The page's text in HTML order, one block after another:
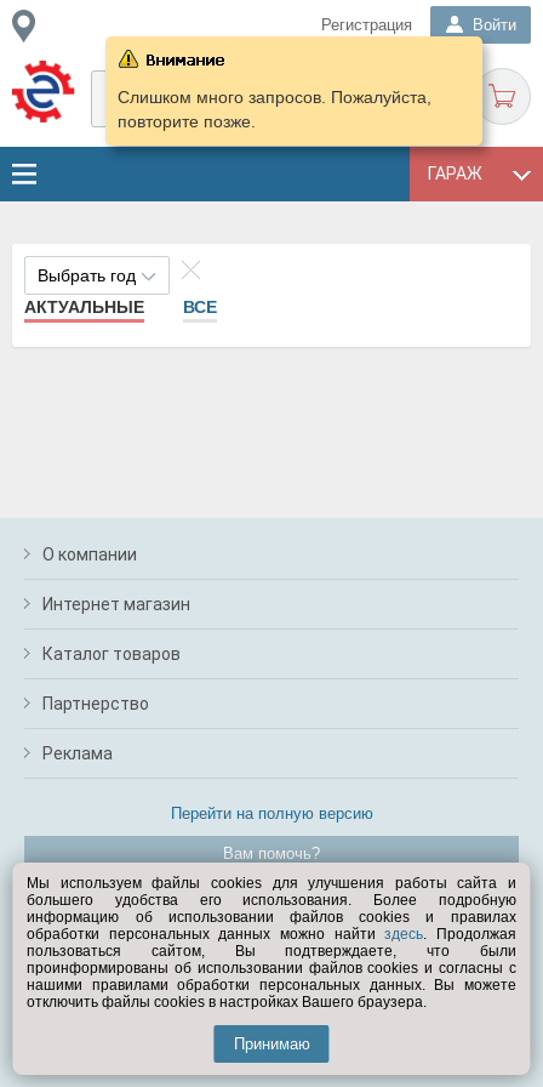
Регистрация Войти
ГАРАЖ
Слишком много запросов. Пожалуйста,
повторите позже.
Выбрать год
АКТУАЛЬНЫЕ
ВСЕ
О компании
Интернет магазин
Каталог товаров
Партнерство
Реклама
Перейти на полную версию
Вам помочь?
© Exist.ru 1998—2026
Мы используем файлы cookies для улучшения работы сайта и
большего удобства его использования. Более подробную
информацию об использовании файлов cookies и правилах
обработки персональных данных можно найтиздесь. Продолжая
пользоваться сайтом, Вы подтверждаете, что были
проинформированы об использовании файлов cookies и согласны с
нашими правилами обработки персональных данных. Вы можете
отключить файлы cookies в настройках Вашего браузера.
Принимаю